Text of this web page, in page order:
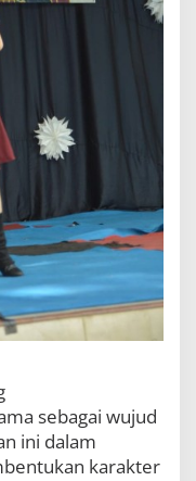
sebagai wujud
ini dalam
karakter